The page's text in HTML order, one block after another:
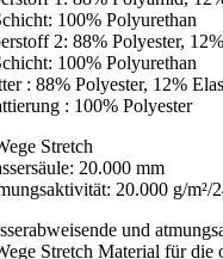
100% Polyurethan
2: 88% Polyester,
100% Polyurethan
: 88% Polyester, 12%
: 100% Polyester
Stretch
20.000 mm
20.000 g/m²/
und
Stretch Material für die